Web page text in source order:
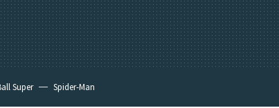
Super Spider-Man